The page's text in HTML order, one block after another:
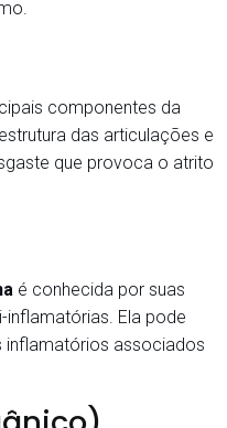
componentes da
das articulações e
que provoca o atrito
é conhecida por suas
inflamatórias. Ela pode
inflamatórios associados